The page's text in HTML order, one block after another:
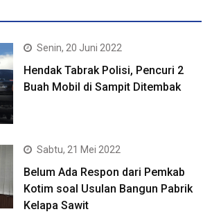
Senin, 20 Juni 2022
Hendak Tabrak Polisi, Pencuri 2
Buah Mobil di Sampit Ditembak
Sabtu, 21 Mei 2022
Belum Ada Respon dari Pemkab
Kotim soal Usulan Bangun Pabrik
Kelapa Sawit